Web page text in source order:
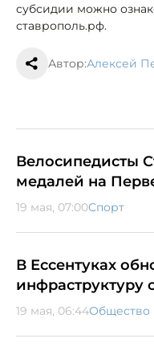
субсидии можно
ставрополь.рф.
Автор:Алексей
Велосипедисты
медалей на
19 мая, 07:00Спорт
В Ессентуках
инфраструктуру
19 мая, 06:44Общество